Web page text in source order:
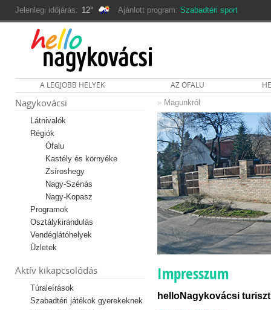
Jelenlegi időjárás: 12° Ajánlott program: Szabadtéri sport
A LEGJOBB HELYEK AZ ÓFALU
Nagykovácsi
Látnivalók
Régiók
Ófalu
Kastély és környéke
Zsíroshegy
Nagy-Szénás
Nagy-Kopasz
Programok
Osztálykirándulás
Vendéglátóhelyek
Üzletek
Aktív kikapcsolódás
Túraleírások
Szabadtéri játékok gyerekeknek
» Magunkról
Impresszum
helloNagykovácsi